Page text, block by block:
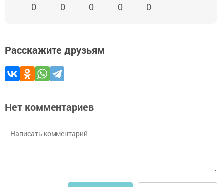
0 0 0 0 0
Расскажите друзьям
Нет комментариев